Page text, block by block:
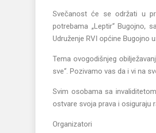
Svečanost će se održati u
potrebama „Leptir“ Bugojno,
Udruženje RVI općine Bugojno
Tema ovogodišnjeg
sve“. Pozivamo vas da i vi na
Svim osobama sa
ostvare svoja prava i osiguraju
Organizatori